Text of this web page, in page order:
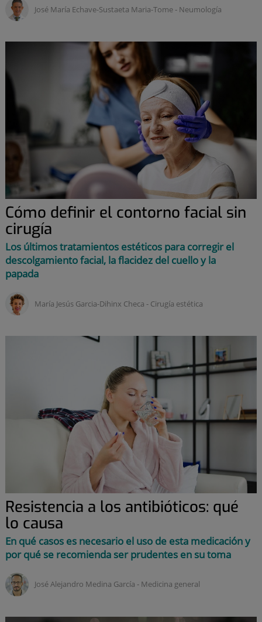
José María Echave-Sustaeta Maria-Tome ‑ Neumología
Cómo definir el contorno facial sin
cirugía
Los últimos tratamientos estéticos para corregir el
descolgamiento facial, la flacidez del cuello y la
papada
María Jesús Garcia-Dihinx Checa ‑ Cirugía estética
Resistencia a los antibióticos: qué
lo causa
En qué casos es necesario el uso de esta medicación y
por qué se recomienda ser prudentes en su toma
José Alejandro Medina García ‑ medicina general